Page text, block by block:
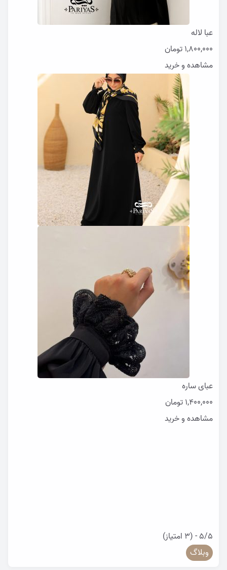
عبا لاله
1,800,000تومان
مشاهده و خرید
عبای ساره
1,400,000تومان
مشاهده و خرید
5/5 - (3 امتیاز)
وبلاگ